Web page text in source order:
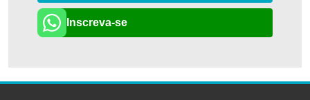
Inscreva-se